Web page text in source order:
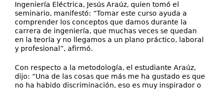
Ingeniería Eléctrica, Jesús Araúz, quien tomó el
seminario, manifestó: “Tomar este curso ayuda a
comprender los conceptos que damos durante la
carrera de ingeniería, que muchas veces se quedan
en la teoría y no llegamos a un plano práctico, laboral
y profesional”, afirmó.
Con respecto a la metodología, el estudiante Araúz,
dijo: “Una de las cosas que más me ha gustado es que
no ha habido discriminación, eso es muy inspirador o